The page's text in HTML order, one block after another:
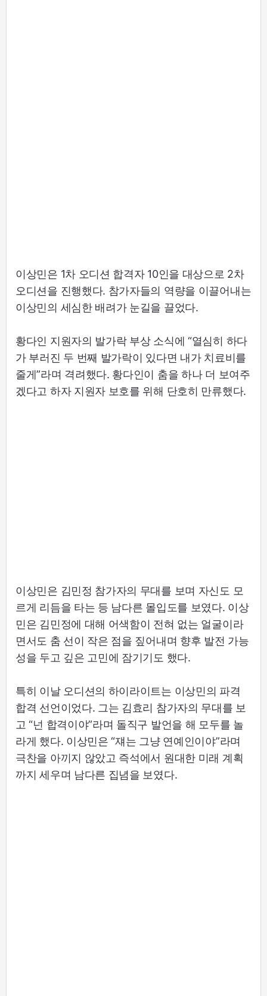
이상민은 1차 오디션 합격자 10인을 대상으로 2차
오디션을 진행했다. 참가자들의 역량을 이끌어내는
이상민의 세심한 배려가 눈길을 끌었다.
황다인 지원자의 발가락 부상 소식에 “열심히 하다
가 부러진 두 번째 발가락이 있다면 내가 치료비를
줄게”라며 격려했다. 황다인이 춤을 하나 더 보여주
겠다고 하자 지원자 보호를 위해 단호히 만류했다.
이상민은 김민정 참가자의 무대를 보며 자신도 모
르게 리듬을 타는 등 남다른 몰입도를 보였다. 이상
민은 김민정에 대해 어색함이 전혀 없는 얼굴이라
면서도 춤 선이 작은 점을 짚어내며 향후 발전 가능
성을 두고 깊은 고민에 잠기기도 했다.
특히 이날 오디션의 하이라이트는 이상민의 파격
합격 선언이었다. 그는 김효리 참가자의 무대를 보
고 “넌 합격이야”라며 돌직구 발언을 해 모두를 놀
라게 했다. 이상민은 “쟤는 그냥 연예인이야”라며
극찬을 아끼지 않았고 즉석에서 원대한 미래 계획
까지 세우며 남다른 집념을 보였다.